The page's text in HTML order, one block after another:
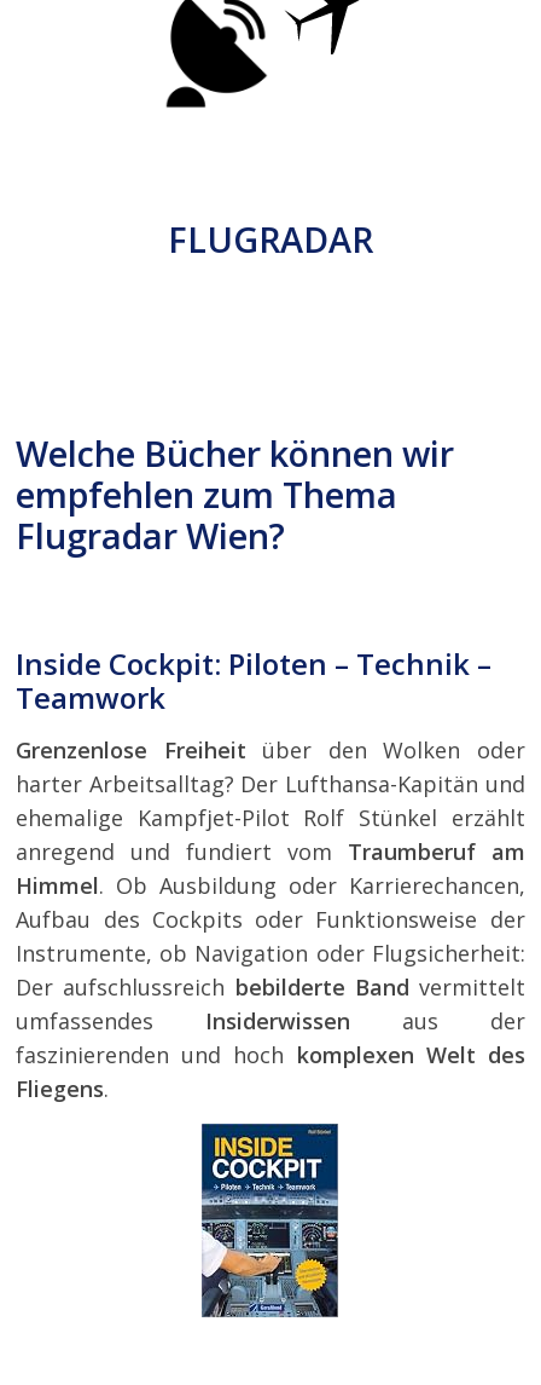
FLUGRADAR
Welche Bücher können wir
empfehlen zum Thema
Flugradar Wien?
Inside Cockpit: Piloten – Technik –
Teamwork
Grenzenlose Freiheit über den Wolken oder
harter Arbeitsalltag? Der Lufthansa-Kapitän und
ehemalige Kampfjet-Pilot Rolf Stünkel erzählt
anregend und fundiert vom Traumberuf am
Himmel. Ob Ausbildung oder Karrierechancen,
Aufbau des Cockpits oder Funktionsweise der
Instrumente, ob Navigation oder Flugsicherheit:
Der aufschlussreich bebilderte Band vermittelt
umfassendes Insiderwissen aus der
faszinierenden und hoch komplexen Welt des
Fliegens.